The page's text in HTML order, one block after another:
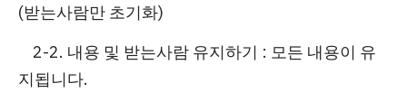
(받는사람만 초기화)
2-2. 내용 및 받는사람 유지하기 : 모든 내용이 유
지됩니다.